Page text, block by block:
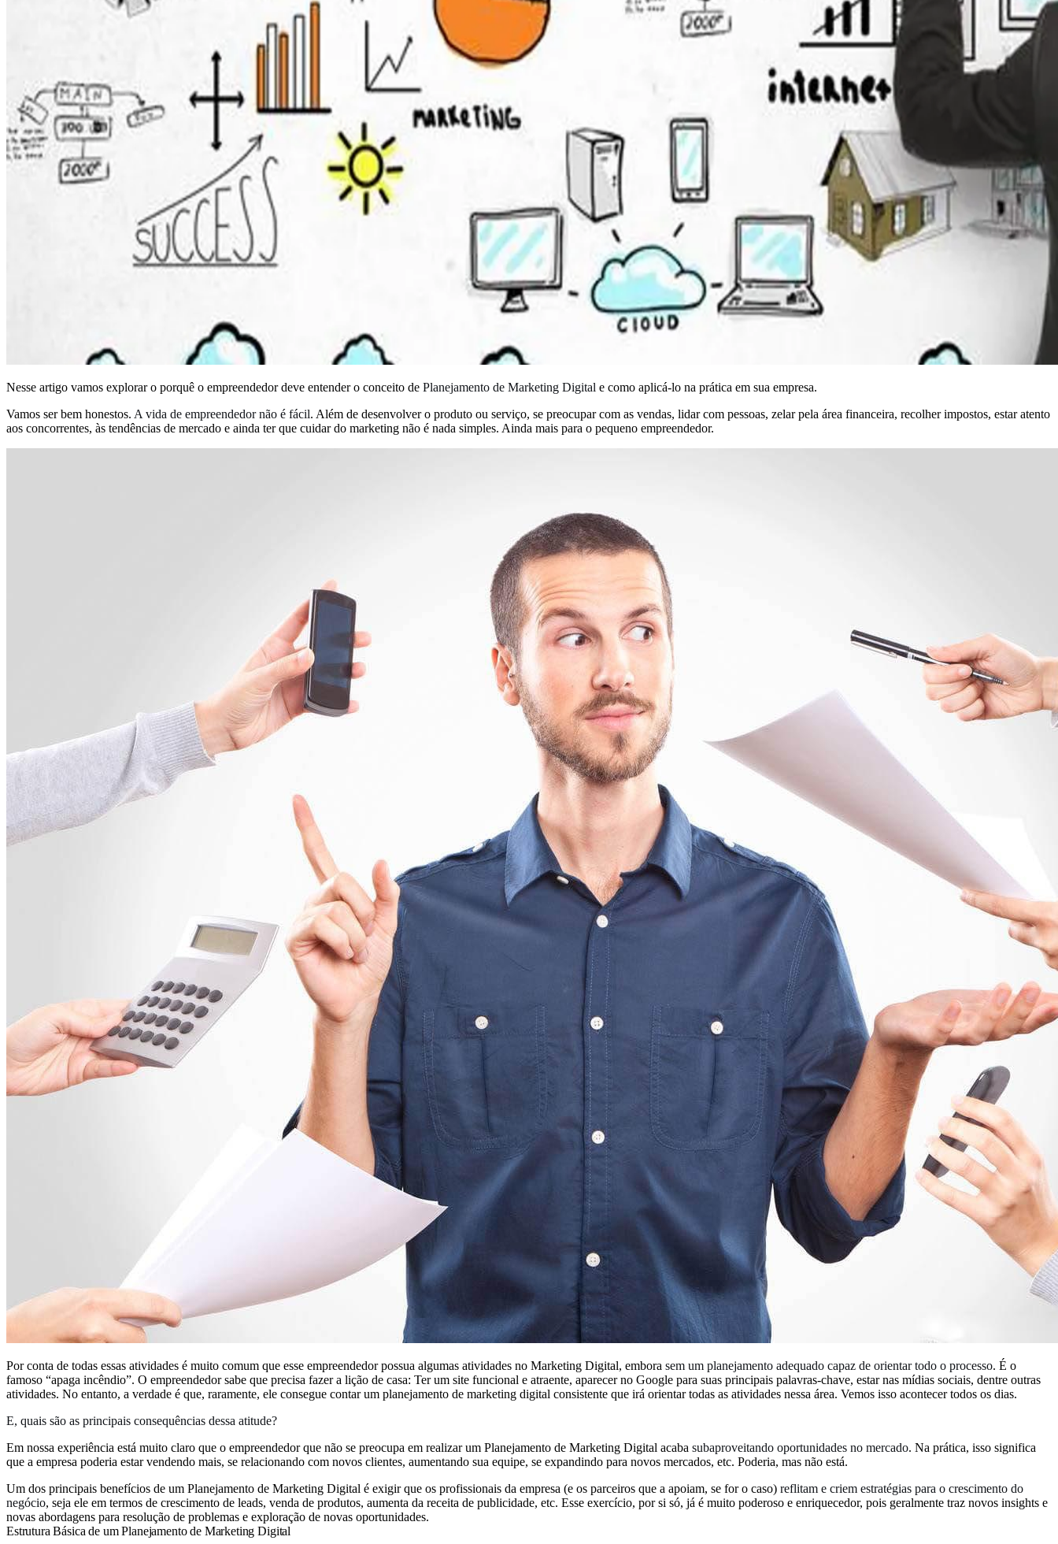
Nesse artigo vamos explorar o porquê o empreendedor deve entender o conceito de Planejamento de Marketing Digital e como aplicá-lo na prática em sua empresa.
Vamos ser bem honestos. A vida de empreendedor não é fácil. Além de desenvolver o produto ou serviço, se preocupar com as vendas, lidar com pessoas, zelar pela área financeira, recolher impostos, estar atento
aos concorrentes, às tendências de mercado e ainda ter que cuidar do marketing não é nada simples. Ainda mais para o pequeno empreendedor.
Por conta de todas essas atividades é muito comum que esse empreendedor possua algumas atividades no Marketing Digital, embora sem um planejamento adequado capaz de orientar todo o processo. É o
famoso “apaga incêndio”. O empreendedor sabe que precisa fazer a lição de casa: Ter um site funcional e atraente, aparecer no Google para suas principais palavras-chave, estar nas mídias sociais, dentre outras
atividades. No entanto, a verdade é que, raramente, ele consegue contar um planejamento de marketing digital consistente que irá orientar todas as atividades nessa área. Vemos isso acontecer todos os dias.
E, quais são as principais consequências dessa atitude?
Em nossa experiência está muito claro que o empreendedor que não se preocupa em realizar um Planejamento de Marketing Digital acaba subaproveitando oportunidades no mercado. Na prática, isso significa
que a empresa poderia estar vendendo mais, se relacionando com novos clientes, aumentando sua equipe, se expandindo para novos mercados, etc. Poderia, mas não está.
Um dos principais benefícios de um Planejamento de Marketing Digital é exigir que os profissionais da empresa (e os parceiros que a apoiam, se for o caso) reflitam e criem estratégias para o crescimento do
negócio, seja ele em termos de crescimento de leads, venda de produtos, aumenta da receita de publicidade, etc. Esse exercício, por si só, já é muito poderoso e enriquecedor, pois geralmente traz novos insights e
novas abordagens para resolução de problemas e exploração de novas oportunidades.
Estrutura Básica de um Planejamento de Marketing Digital